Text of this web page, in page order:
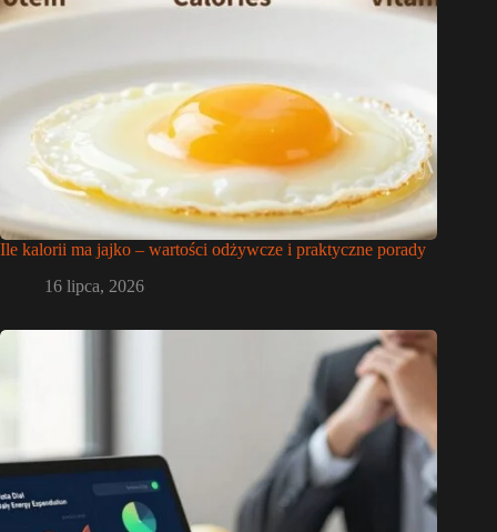
Ile kalorii ma jajko – wartości odżywcze i praktyczne porady
16 lipca, 2026